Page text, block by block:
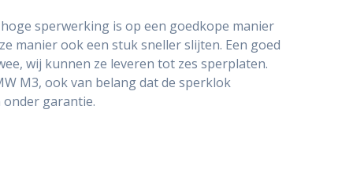
sperwerking is op een goedkope manier
manier ook een stuk sneller slijten. Een goed
wij kunnen ze leveren tot zes sperplaten.
M3, ook van belang dat de sperklok
garantie.